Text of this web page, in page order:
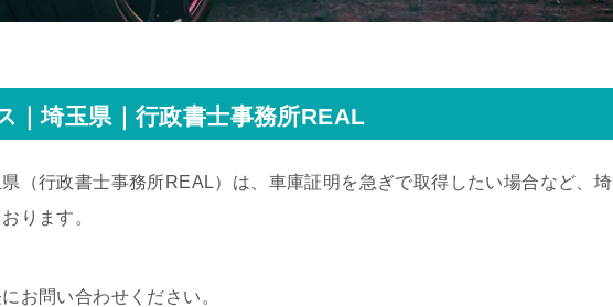
｜埼玉県｜行政書士事務所REAL
（行政書士事務所REAL） は、車庫証明を急ぎで取得したい場合など、埼
ります。
お問い合わせください。